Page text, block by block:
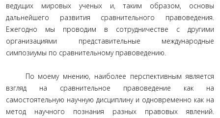
ведущих мировых ученых и, таким образом, основы
дальнейшего развития сравнительного правоведения.
Ежегодно мы проводим в сотрудничестве с другими
организациями представительные международные
симпозиумы по сравнительному правоведению.
По моему мнению, наиболее перспективным является
взгляд на сравнительное правоведение как на
самостоятельную научную дисциплину и одновременно как на
метод научного познания разных правовых явлений.